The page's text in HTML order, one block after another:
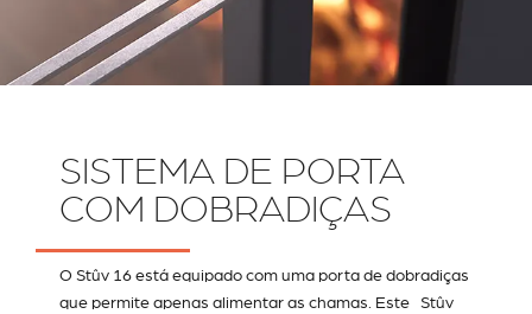
SISTEMA DE PORTA
COM DOBRADIÇAS
O Stûv 16 está equipado com uma porta de dobradiças
que permite apenas alimentar as chamas. Este Stûv